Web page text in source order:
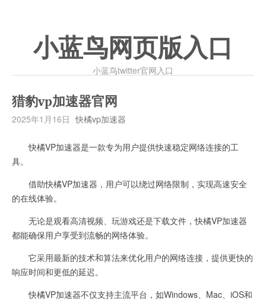
小蓝鸟网页版入口
小蓝鸟twitter官网入口
猎豹vp加速器官网
2025年1月16日 快橘vp加速器
快橘VP加速器是一款专为用户提供快速稳定网络连接的工
具。
借助快橘VP加速器，用户可以绕过网络限制，实现高速安全
的在线体验。
无论是观看高清视频、玩游戏还是下载文件，快橘VP加速器
都能确保用户享受到流畅的网络体验。
它采用最新的技术和算法来优化用户的网络连接，提供更快的
响应时间和更低的延迟。
快橘VP加速器不仅支持主流平台，如Windows、Mac、iOS和